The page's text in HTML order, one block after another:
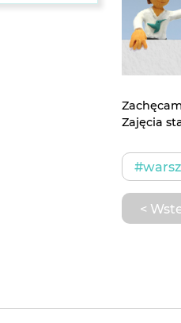
Zajęcia
<